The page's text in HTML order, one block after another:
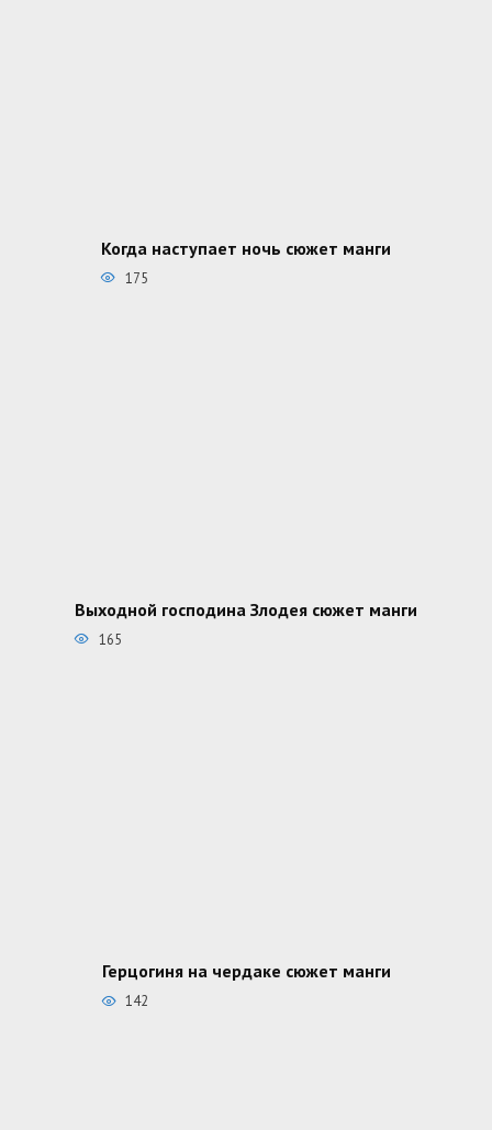
Когда наступает ночь сюжет манги
175
Выходной господина Злодея сюжет манги
165
Герцогиня на чердаке сюжет манги
142